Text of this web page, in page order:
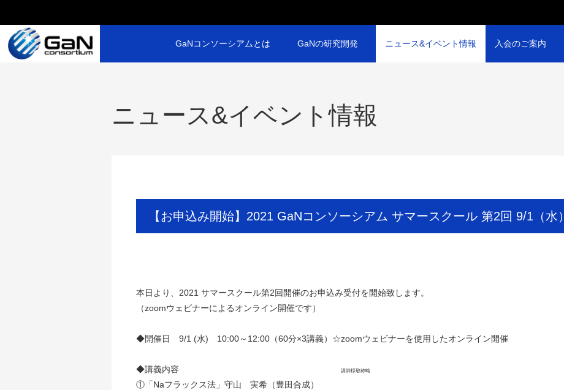
GaNコンソーシアムとは GaNの研究開発 ニュース&イベント情報 入会のご案内
ニュース&イベント情報
【お申込み開始】2021 GaNコンソーシアム サマースクール 第2回 9/1（水）
本日より、2021 サマースクール第2回開催のお申込み受付を開始致します。
（zoomウェビナーによるオンライン開催です）
◆開催日 9/1 (水) 10:00～12:00（60分×3講義）☆zoomウェビナーを使用したオンライン開催
◆講義内容 講師様敬称略
① 「Naフラックス法」守山 実希（豊田合成）